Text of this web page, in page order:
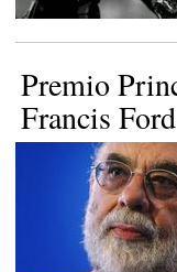
Premio
Francis